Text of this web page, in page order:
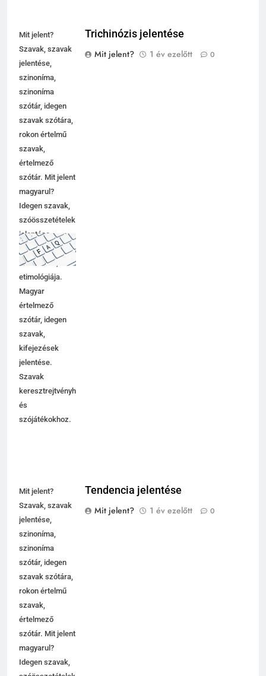
Mit jelent?
Szavak, szavak
jelentése,
szinoníma,
szinoníma
szótár, idegen
szavak szótára,
rokon értelmű
szavak,
értelmező
szótár. Mit jelent
magyarul?
Idegen szavak,
szóösszetételek
jelentése,
magyarázata,
használata,
etimológiája.
Magyar
értelmező
szótár, idegen
szavak,
kifejezések
jelentése.
Szavak
keresztrejtvényhez
és
szójátékokhoz.
Trichinózis jelentése
Mit jelent?
1 év ezelőtt 0
Mit jelent?
Szavak, szavak
jelentése,
szinoníma,
szinoníma
szótár, idegen
szavak szótára,
rokon értelmű
szavak,
értelmező
szótár. Mit jelent
magyarul?
Idegen szavak,
Tendencia jelentése
Mit jelent?
1 év ezelőtt 0
5